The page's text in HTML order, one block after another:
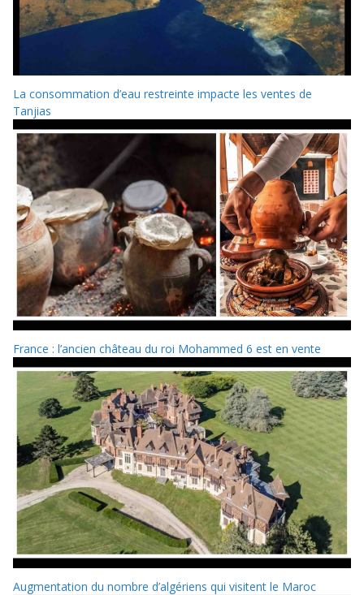
La consommation d’eau restreinte impacte les ventes de
Tanjias
France : l’ancien château du roi Mohammed 6 est en vente
Augmentation du nombre d’algériens qui visitent le Maroc